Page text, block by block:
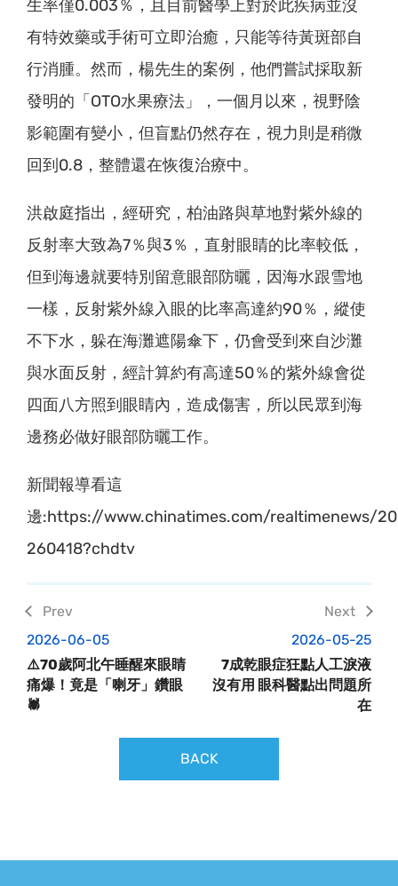
生率僅0.003％，且目前醫學上對於此疾病並沒
有特效藥或手術可立即治癒，只能等待黃斑部自
行消腫。然而，楊先生的案例，他們嘗試採取新
發明的「OTO水果療法」，一個月以來，視野陰
影範圍有變小，但盲點仍然存在，視力則是稍微
回到0.8，整體還在恢復治療中。
洪啟庭指出，經研究，柏油路與草地對紫外線的
反射率大致為7％與3％，直射眼睛的比率較低，
但到海邊就要特別留意眼部防曬，因海水跟雪地
一樣，反射紫外線入眼的比率高達約90％，縱使
不下水，躲在海灘遮陽傘下，仍會受到來自沙灘
與水面反射，經計算約有高達50％的紫外線會從
四面八方照到眼睛內，造成傷害，所以民眾到海
邊務必做好眼部防曬工作。
新聞報導看這
邊:https://www.chinatimes.com/realtimenews/
260418?chdtv
2026-06-05
⚠️70歲阿北午睡醒來眼睛
痛爆！竟是「喇牙」鑽眼
🕷️
2026-05-25
7成乾眼症狂點人工淚液
沒有用 眼科醫點出問題所
在
BACK